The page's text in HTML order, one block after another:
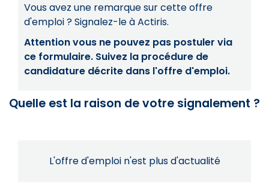
Vous avez une remarque sur cette offre
d'emploi ? Signalez-le à Actiris.
Attention vous ne pouvez pas postuler via
ce formulaire. Suivez la procédure de
candidature décrite dans l'offre d'emploi.
Quelle est la raison de votre signalement ?
L'offre d'emploi n'est plus d'actualité